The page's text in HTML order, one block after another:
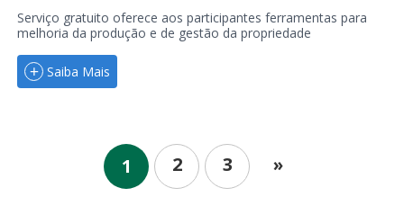
Serviço gratuito oferece aos participantes ferramentas para
melhoria da produção e de gestão da propriedade
Saiba Mais
1 2 3 »